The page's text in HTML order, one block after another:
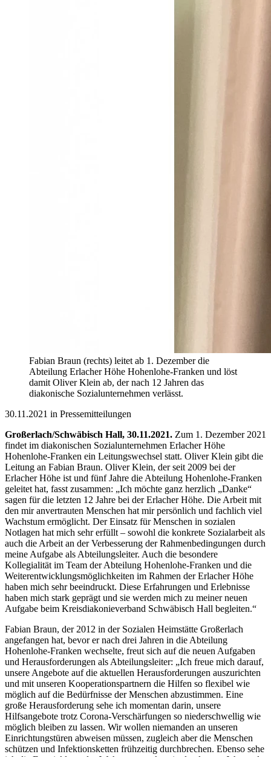
Fabian Braun (rechts) leitet ab 1. Dezember die
Abteilung Erlacher Höhe Hohenlohe-Franken und löst
damit Oliver Klein ab, der nach 12 Jahren das
diakonische Sozialunternehmen verlässt.
30.11.2021 in Pressemitteilungen
Großerlach/Schwäbisch Hall, 30.11.2021. Zum 1. Dezember 2021
findet im diakonischen Sozialunternehmen Erlacher Höhe
Hohenlohe-Franken ein Leitungswechsel statt. Oliver Klein gibt die
Leitung an Fabian Braun. Oliver Klein, der seit 2009 bei der
Erlacher Höhe ist und fünf Jahre die Abteilung Hohenlohe-Franken
geleitet hat, fasst zusammen: „Ich möchte ganz herzlich „Danke“
sagen für die letzten 12 Jahre bei der Erlacher Höhe. Die Arbeit mit
den mir anvertrauten Menschen hat mir persönlich und fachlich viel
Wachstum ermöglicht. Der Einsatz für Menschen in sozialen
Notlagen hat mich sehr erfüllt – sowohl die konkrete Sozialarbeit als
auch die Arbeit an der Verbesserung der Rahmenbedingungen durch
meine Aufgabe als Abteilungsleiter. Auch die besondere
Kollegialität im Team der Abteilung Hohenlohe-Franken und die
Weiterentwicklungsmöglichkeiten im Rahmen der Erlacher Höhe
haben mich sehr beeindruckt. Diese Erfahrungen und Erlebnisse
haben mich stark geprägt und sie werden mich zu meiner neuen
Aufgabe beim Kreisdiakonieverband Schwäbisch Hall begleiten.“
Fabian Braun, der 2012 in der Sozialen Heimstätte Großerlach
angefangen hat, bevor er nach drei Jahren in die Abteilung
Hohenlohe-Franken wechselte, freut sich auf die neuen Aufgaben
und Herausforderungen als Abteilungsleiter: „Ich freue mich darauf,
unsere Angebote auf die aktuellen Herausforderungen auszurichten
und mit unseren Kooperationspartnern die Hilfen so flexibel wie
möglich auf die Bedürfnisse der Menschen abzustimmen. Eine
große Herausforderung sehe ich momentan darin, unsere
Hilfsangebote trotz Corona-Verschärfungen so niederschwellig wie
möglich bleiben zu lassen. Wir wollen niemanden an unseren
Einrichtungstüren abweisen müssen, zugleich aber die Menschen
schützen und Infektionsketten frühzeitig durchbrechen. Ebenso sehe